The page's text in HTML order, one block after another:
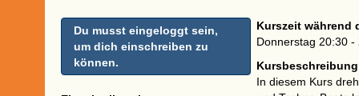
Du musst eingeloggt sein,
um dich einschreiben zu
können.
Kurszeit während
Donnerstag 20:30 -
In diesem Kurs